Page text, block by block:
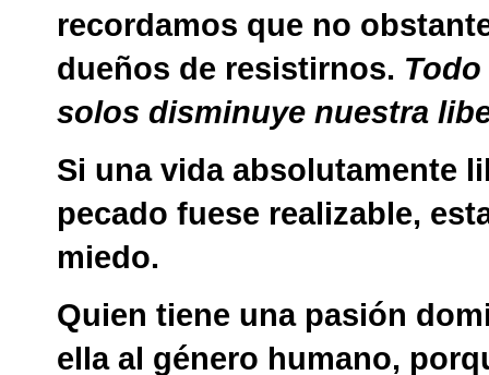
recordamos que no
dueños de resistirnos.
solos disminuye nuestra
Si una vida absolutamente
pecado fuese realizable,
miedo.
Quien tiene una pasión
ella al género humano,